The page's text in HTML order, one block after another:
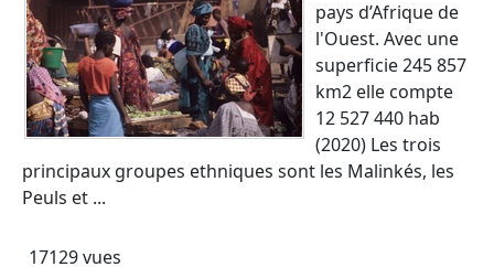
pays d’Afrique de
l'Ouest. Avec une
superficie 245 857
km2 elle compte
12 527 440 hab
(2020) Les trois
principaux groupes ethniques sont les Malinkés, les
Peuls et ...
17129 vues